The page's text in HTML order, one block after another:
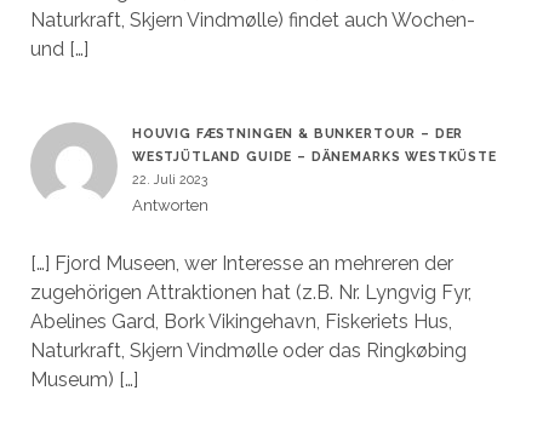
Naturkraft, Skjern Vindmølle) findet auch Wochen-
und […]
HOUVIG FÆSTNINGEN & BUNKERTOUR – DER
WESTJÜTLAND GUIDE – DÄNEMARKS WESTKÜSTE
22. Juli 2023
Antworten
[…] Fjord Museen, wer Interesse an mehreren der
zugehörigen Attraktionen hat (z.B. Nr. Lyngvig Fyr,
Abelines Gard, Bork Vikingehavn, Fiskeriets Hus,
Naturkraft, Skjern Vindmølle oder das Ringkøbing
Museum) […]